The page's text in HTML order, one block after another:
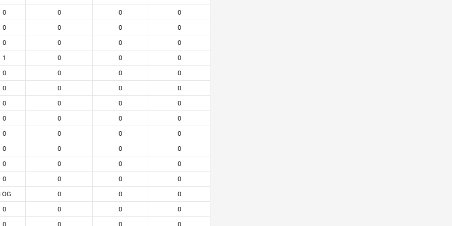
0
0 0
0
0
0 0
0
0
0 0
0
1
0 0
0
0
0 0
0
0
0 0
0
0
0 0
0
0
0 0
0
0
0 0
0
0
0 0
0
0
0 0
0
0
0 0
0
OG
0 0
0
0
0 0
0
0
0 0 0